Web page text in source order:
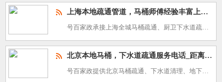
上海本地疏通管道，马桶师傅经验丰富上门电话_附近500米同城
号百家政承接上海全城马桶疏通、厨卫下水道疏通、高压管道清洗、化粪池清理服务，服务热线：400-688-3588。上海超大型沿海都市，梅雨季闷热潮湿，黄浦、长江沿线地下水位偏高，老弄堂、新式高层、密集出
北京本地马桶，下水道疏通服务电话_距离500米快速上门
号百家政提供北京马桶疏通、下水道清理、地下管道高压清洗、化粪池清掏服务，24 小时热线：400-688-3588。北京北方超大城市，春秋风沙扬尘量大，冬季寒冷漫长，水质硬度偏高，东城、西城大量老旧胡同